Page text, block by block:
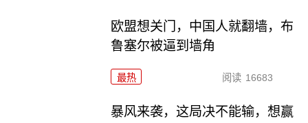
欧盟想关门，中国人就翻墙，布
鲁塞尔被逼到墙角
最热 阅读 16683
暴风来袭，这局决不能输，想赢